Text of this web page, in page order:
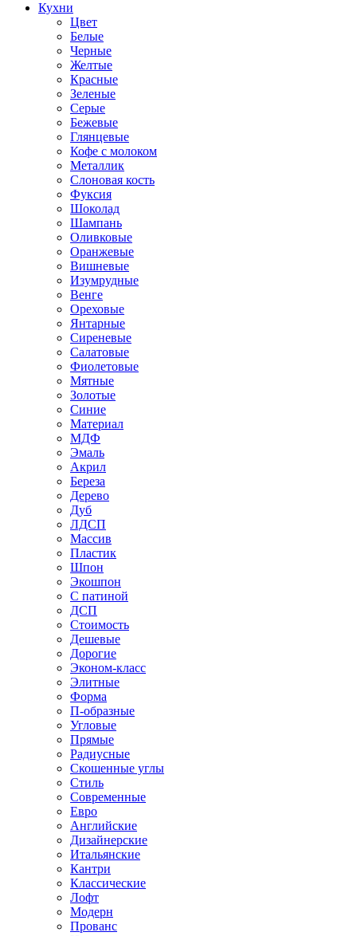
Кухни
Цвет
Белые
Черные
Желтые
Красные
Зеленые
Серые
Бежевые
Глянцевые
Кофе с молоком
Металлик
Слоновая кость
Фуксия
Шоколад
Шампань
Оливковые
Оранжевые
Вишневые
Изумрудные
Венге
Ореховые
Янтарные
Сиреневые
Салатовые
Фиолетовые
Мятные
Золотые
Синие
Материал
МДФ
Эмаль
Акрил
Береза
Дерево
Дуб
ЛДСП
Массив
Пластик
Шпон
Экошпон
С патиной
ДСП
Стоимость
Дешевые
Дорогие
Эконом-класс
Элитные
Форма
П-образные
Угловые
Прямые
Радиусные
Скошенные углы
Стиль
Современные
Евро
Английские
Дизайнерские
Итальянские
Кантри
Классические
Лофт
Модерн
Прованс